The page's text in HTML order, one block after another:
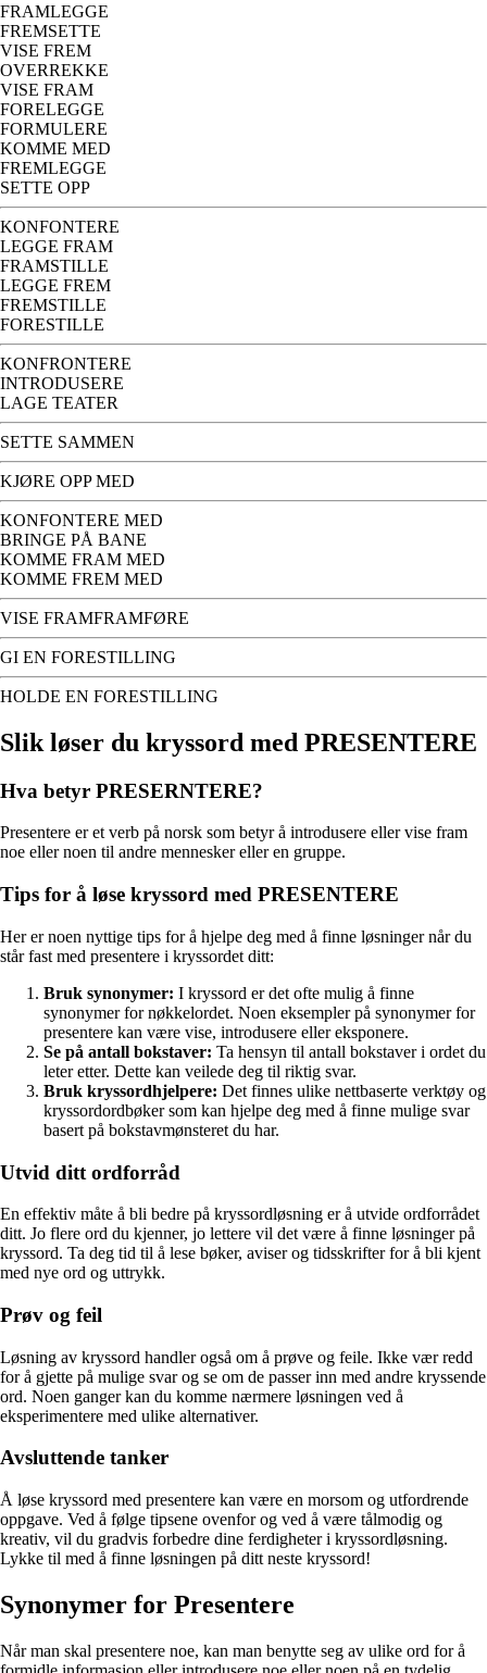
FRAMLEGGE
FREMSETTE
VISE FREM
OVERREKKE
VISE FRAM
FORELEGGE
FORMULERE
KOMME MED
FREMLEGGE
SETTE OPP
KONFONTERE
LEGGE FRAM
FRAMSTILLE
LEGGE FREM
FREMSTILLE
FORESTILLE
KONFRONTERE
INTRODUSERE
LAGE TEATER
SETTE SAMMEN
KJØRE OPP MED
KONFONTERE MED
BRINGE PÅ BANE
KOMME FRAM MED
KOMME FREM MED
VISE FRAMFRAMFØRE
GI EN FORESTILLING
HOLDE EN FORESTILLING
Slik løser du kryssord med PRESENTERE
Hva betyr PRESERNTERE?
Presentere er et verb på norsk som betyr å introdusere eller vise fram
noe eller noen til andre mennesker eller en gruppe.
Tips for å løse kryssord med PRESENTERE
Her er noen nyttige tips for å hjelpe deg med å finne løsninger når du
står fast med presentere i kryssordet ditt:
Bruk synonymer: I kryssord er det ofte mulig å finne
synonymer for nøkkelordet. Noen eksempler på synonymer for
presentere kan være vise, introdusere eller eksponere.
Se på antall bokstaver: Ta hensyn til antall bokstaver i ordet du
leter etter. Dette kan veilede deg til riktig svar.
Bruk kryssordhjelpere: Det finnes ulike nettbaserte verktøy og
kryssordordbøker som kan hjelpe deg med å finne mulige svar
basert på bokstavmønsteret du har.
Utvid ditt ordforråd
En effektiv måte å bli bedre på kryssordløsning er å utvide ordforrådet
ditt. Jo flere ord du kjenner, jo lettere vil det være å finne løsninger på
kryssord. Ta deg tid til å lese bøker, aviser og tidsskrifter for å bli kjent
med nye ord og uttrykk.
Prøv og feil
Løsning av kryssord handler også om å prøve og feile. Ikke vær redd
for å gjette på mulige svar og se om de passer inn med andre kryssende
ord. Noen ganger kan du komme nærmere løsningen ved å
eksperimentere med ulike alternativer.
Avsluttende tanker
Å løse kryssord med presentere kan være en morsom og utfordrende
oppgave. Ved å følge tipsene ovenfor og ved å være tålmodig og
kreativ, vil du gradvis forbedre dine ferdigheter i kryssordløsning.
Lykke til med å finne løsningen på ditt neste kryssord!
Synonymer for Presentere
Når man skal presentere noe, kan man benytte seg av ulike ord for å